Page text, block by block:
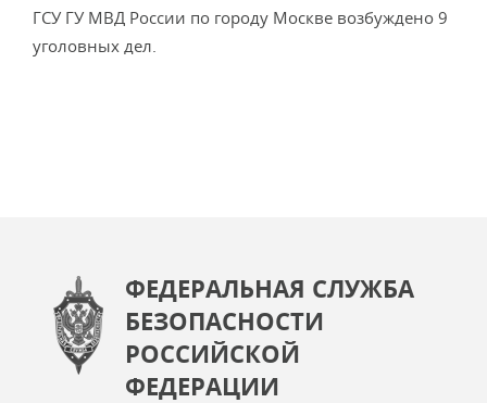
ГСУ ГУ МВД России по городу Москве возбуждено 9
уголовных дел.
ФЕДЕРАЛЬНАЯ СЛУЖБА
БЕЗОПАСНОСТИ
РОССИЙСКОЙ
ФЕДЕРАЦИИ